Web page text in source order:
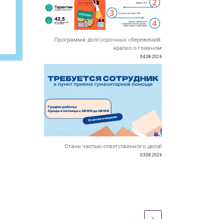
Программа долгосрочных сбережений:
кратко о главном
04.08.2026
Стань частью ответственного дела!
03.08.2026